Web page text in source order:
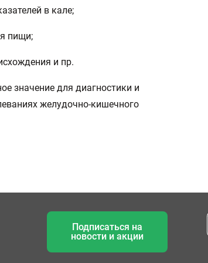
в кале;
пищи;
и пр.
значение для диагностики и
желудочно-кишечного
Подписаться на
новости и акции